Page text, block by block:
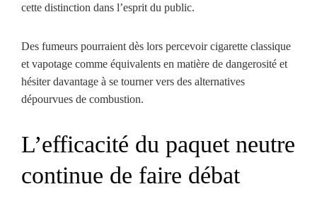
cette distinction dans l’esprit du public.
Des fumeurs pourraient dès lors percevoir cigarette classique
et vapotage comme équivalents en matière de dangerosité et
hésiter davantage à se tourner vers des alternatives
dépourvues de combustion.
L’efficacité du paquet neutre
continue de faire débat